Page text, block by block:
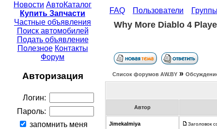
Новости АвтоКаталог
Купить Запчасти
Частные объявления
Поиск автомобилей
Подать объявление
Полезное Контакты
Форум
Авторизация
Логин:
Пароль:
запомнить меня
FAQ Пользователи
Why More Diablo 4
Список форумов АW.BY »
Автор
Jimekalmiya
Заголовок